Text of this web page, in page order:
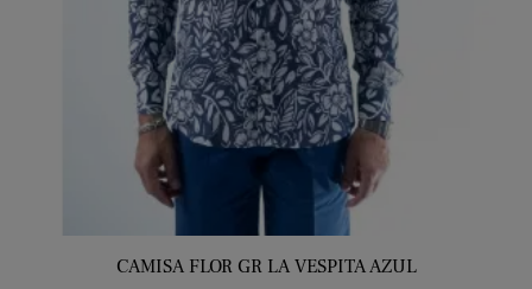
CAMISA FLOR GR LA VESPITA AZUL